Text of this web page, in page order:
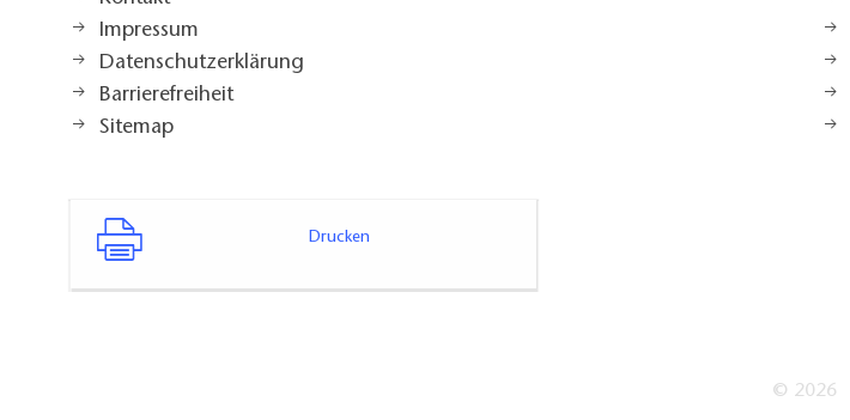
Impressum
Datenschutzerklärung
Barrierefreiheit
Sitemap
Drucken
© 2026